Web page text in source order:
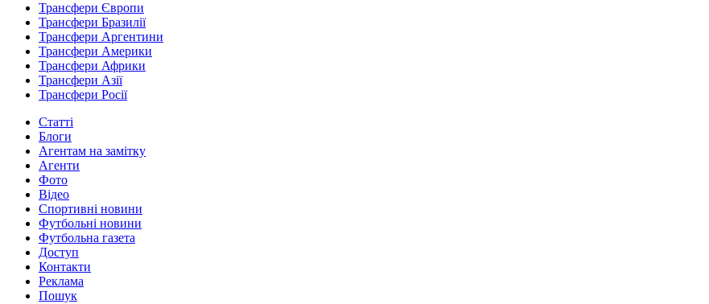
Трансфери Європи
Трансфери Бразилії
Трансфери Аргентини
Трансфери Америки
Трансфери Африки
Трансфери Азії
Трансфери Росії
Статті
Блоги
Агентам на замітку
Агенти
Фото
Відео
Спортивні новини
Футбольні новини
Футбольна газета
Доступ
Контакти
Реклама
Пошук